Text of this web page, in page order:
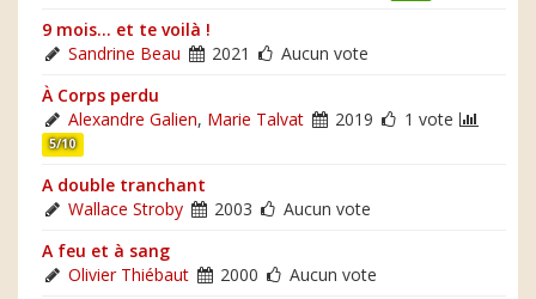
9 mois... et te voilà !
Sandrine Beau
2021
Aucun vote
À Corps perdu
Alexandre Galien, Marie Talvat 2019 1 vote
5/10
A double tranchant
Wallace Stroby
2003
Aucun vote
A feu et à sang
Olivier Thiébaut
2000
Aucun vote